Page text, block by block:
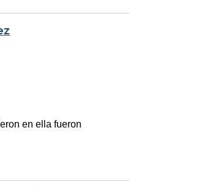
en ella fueron